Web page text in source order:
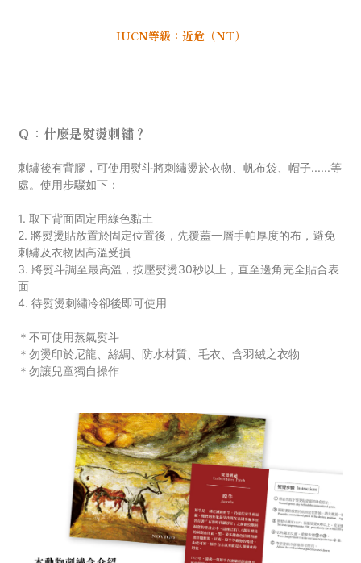
IUCN等級：近危（NT）
Ｑ：什麼是熨燙刺繡？
刺繡後有背膠，可使用熨斗將刺繡燙於衣物、帆布袋、帽子......等
處。使用步驟如下：
1. 取下背面固定用綠色黏土
2. 將熨燙貼放置於固定位置後，先覆蓋一層手帕厚度的布，避免
刺繡及衣物因高溫受損
3. 將熨斗調至最高溫，按壓熨燙30秒以上，直至邊角完全貼合表
面
4. 待熨燙刺繡冷卻後即可使用
＊不可使用蒸氣熨斗
＊勿燙印於尼龍、絲綢、防水材質 、毛衣
含羽絨之衣物
＊勿讓兒童獨自操作